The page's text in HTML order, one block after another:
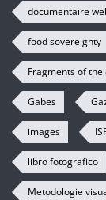
documentaire
food sovereignty
Fragments of the
Gabes
images
libro fotografico
Metodologie